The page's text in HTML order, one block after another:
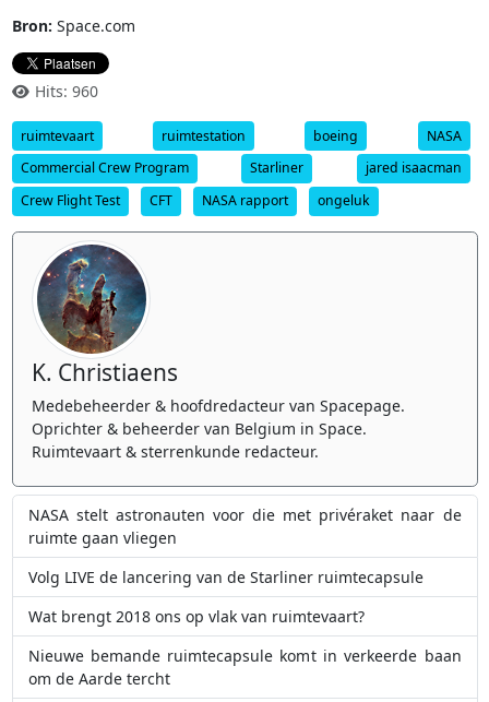
Bron: Space.com
Hits: 960
ruimtevaart ruimtestation boeing
NASA
Commercial Crew Program
Starliner
jared isaacman
Crew Flight Test
CFT NASA rapport ongeluk
K. Christiaens
Medebeheerder & hoofdredacteur van Spacepage.
Oprichter & beheerder van Belgium in Space.
Ruimtevaart & sterrenkunde redacteur.
NASA stelt astronauten voor die met privéraket naar de
ruimte gaan vliegen
Volg LIVE de lancering van de Starliner ruimtecapsule
Wat brengt 2018 ons op vlak van ruimtevaart?
Nieuwe bemande ruimtecapsule komt in verkeerde baan
om de Aarde tercht